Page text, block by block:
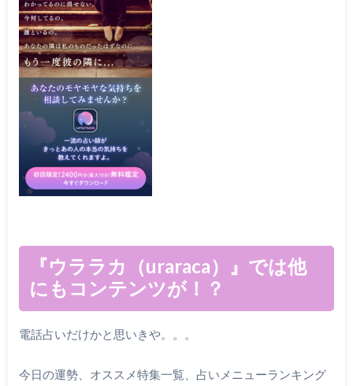
『ウララカ（uraraca）』では他
にもコンテンツが！？
電話占いだけかと思いきや。。。
今日の運勢、オススメ特集一覧、占いメニューランキング